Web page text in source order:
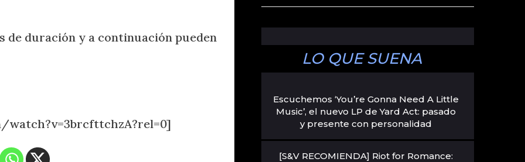
de duración y a continuación pueden
LO QUE SUENA
Escuchemos ‘You’re Gonna Need A Little
Music’, el nuevo LP de Yard Act: pasado
y presente con personalidad
[S&V RECOMIENDA] Riot for Romance: